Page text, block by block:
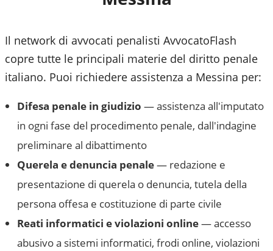
Il network di avvocati penalisti AvvocatoFlash
copre tutte le principali materie del diritto penale
italiano. Puoi richiedere assistenza a Messina per:
Difesa penale in giudizio — assistenza all'imputato
in ogni fase del procedimento penale, dall'indagine
preliminare al dibattimento
Querela e denuncia penale— redazione e
presentazione di querela o denuncia, tutela della
persona offesa e costituzione di parte civile
Reati informatici e violazioni online— accesso
abusivo a sistemi informatici, frodi online, violazioni